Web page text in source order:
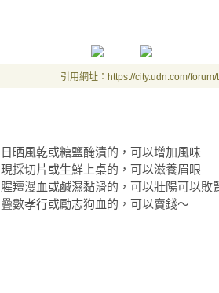
引用網址：https://city.udn.com/
日晒風乾或糖鹽醃漬的，可以增加風味
現採切片或生鮮上桌的，可以滋養眉眼
腥羶漫血或鹹濕黏滑的，可以壯陽可以敗
疊數孝行或勵志狗血的，可以賣錢～